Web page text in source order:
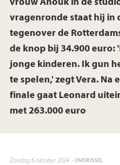
vrouw Anouk in de
vragenronde staat hij in
tegenover de
de knop bij 34.900 euro:
jonge kinderen. Ik gun
te spelen,' zegt Vera. Na
finale gaat Leonard
met 263.000 euro
zondag 6 oktober 2024 - OVERIJSSEL